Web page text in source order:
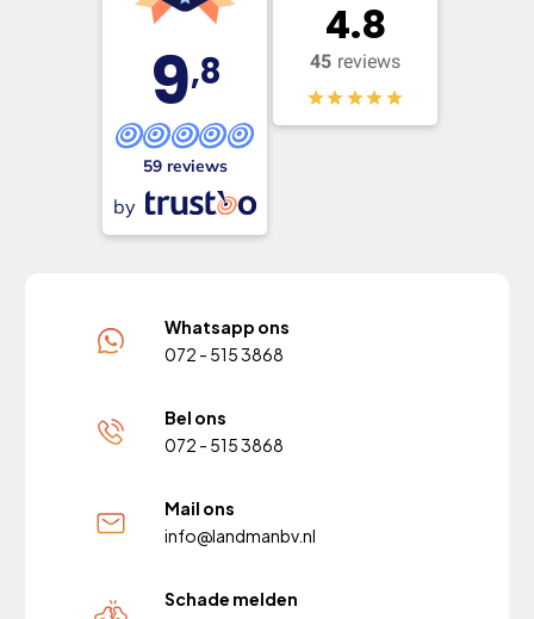
9,8
59 reviews
by
4.8
45 reviews
Whatsapp ons
072 - 515 3868
Bel ons
072 - 515 3868
Mail ons
info@landmanbv.nl
Schade melden